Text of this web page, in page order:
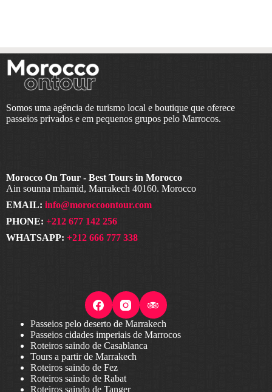
Somos uma agência de turismo local e boutique que oferece
passeios privados e em pequenos grupos pelo Marrocos.
Morocco On Tour - Best Tours in Morocco
Ain sounna mhamid, Marrakech 40160. Morocco
EMAIL: info@moroccoontour.com
PHONE: +212 677 142 256
WHATSAPP: +212 666 777 338
Passeios pelo deserto de Marrakech
Passeios cidades imperiais de Marrocos
Roteiros saindo de Casablanca
Tours a partir de Marrakech
Roteiros saindo de Fez
Roteiros saindo de Rabat
Roteiros saindo de Tanger